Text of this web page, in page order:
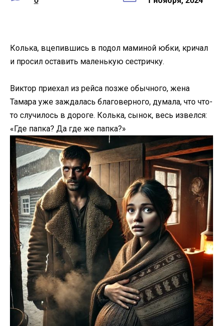
Колька, вцепившись в подол маминой юбки, кричал
и просил оставить маленькую сестричку.
Виктор приехал из рейса позже обычного, жена
Тамара уже заждалась благоверного, думала, что что-
то случилось в дороге. Колька, сынок, весь извелся:
«Где папка? Да где же папка?»